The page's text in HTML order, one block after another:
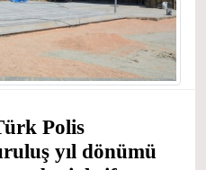
Polis
yıl dönümü